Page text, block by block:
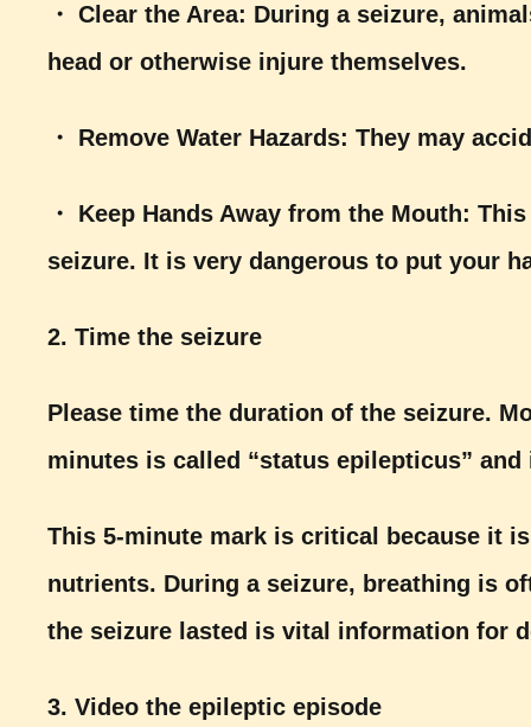
・ Clear the Area: During a seizure,
head or otherwise injure themselves.
・ Remove Water Hazards: They may
・
Keep Hands Away from the Mouth:
seizure. It is very dangerous to put your
2. Time the seizure
Please time the duration of the seizure.
minutes is called “status epilepticus”
This 5-minute mark is critical because it
nutrients. During a seizure, breathing is
the seizure lasted is vital information for
3. Video the epileptic episode